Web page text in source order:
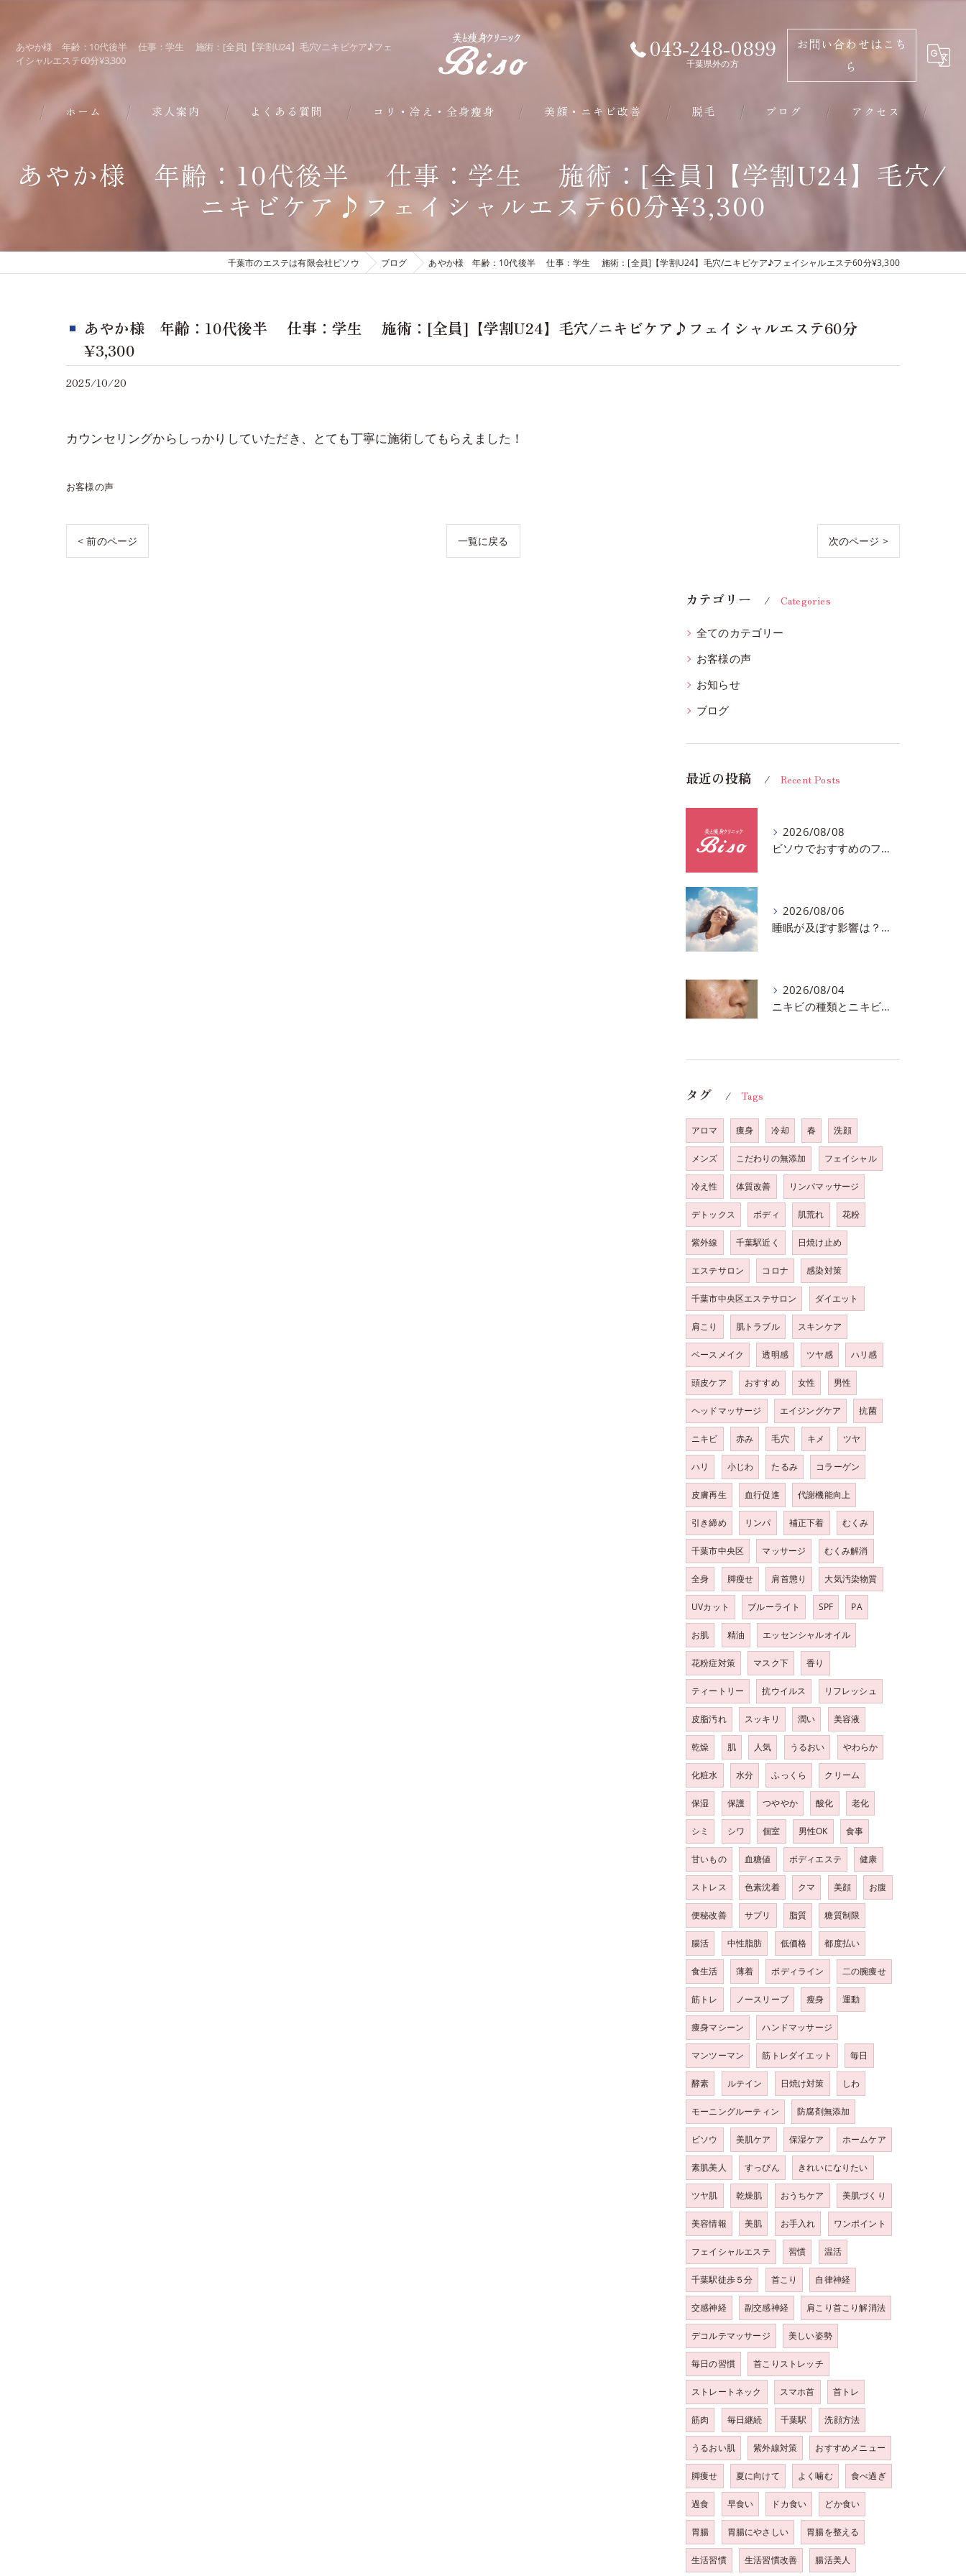
あやか様 年齢：10代後半 仕事：学生 施術：[全員]【学割U24】毛穴/ニキビケア♪フェ
イシャルエステ60分¥3,300
043-248-0899
千葉県外の方
お問い合わせはこち
ら
ホーム 求人案内 よくある質問 コリ・冷え・全身瘦身
部分・下半身瘦身
皮下脂肪・内臓脂肪瘦身
クールシェイプ部分瘦身
美顔・ニキビ改善 脱毛 ブログ アクセス
千葉市のエステ･有限会社ビソウの口コミ情報
千葉市のエステ･有限会社ビソウの評判
あやか様 年齢：10代後半 仕事：学生 施術：[全員]【学割U24】毛穴/
ニキビケア♪フェイシャルエステ60分¥3,300
千葉市のエステは有限会社ビソウ ブログ あやか様 年齢：10代後半 仕事：学生 施術：[全員]【学割U24】毛穴/ニキビケア♪フェイシャルエステ60分¥3,300
あやか様 年齢：10代後半 仕事：学生 施術：[全員]【学割U24】毛穴/ニキビケア♪フェイシャルエステ60分
¥3,300
2025/10/20
カウンセリングからしっかりしていただき、とても丁寧に施術してもらえました！
お客様の声
< 前のページ 一覧に戻る 次のページ >
カテゴリー Categories
全てのカテゴリー
お客様の声
お知らせ
ブログ
最近の投稿 Recent Posts
2026/08/08
ビソウでおすすめのフェースビューティーの洗顔♪千葉市中央区フルハンドで体質、姿勢改善！！
2026/08/06
睡眠が及ぼす影響は？千葉市おすすめメニュー全身リンパマッサージで全身スッキリ♪
2026/08/04
ニキビの種類とニキビを作らないスキンケア方法♪千葉市中央区フェイシャルエステサロン
タグ Tags
アロマ 痩身 冷却 春 洗顔
メンズ こだわりの無添加 フェイシャル
冷え性 体質改善 リンパマッサージ
デトックス ボディ 肌荒れ 花粉
紫外線 千葉駅近く 日焼け止め
エステサロン コロナ 感染対策
千葉市中央区エステサロン ダイエット
肩こり 肌トラブル スキンケア
ベースメイク 透明感 ツヤ感 ハリ感
頭皮ケア おすすめ 女性 男性
ヘッドマッサージ エイジングケア 抗菌
ニキビ 赤み 毛穴 キメ ツヤ
ハリ 小じわ たるみ コラーゲン
皮膚再生 血行促進 代謝機能向上
引き締め リンパ 補正下着 むくみ
千葉市中央区 マッサージ むくみ解消
全身 脚瘦せ 肩首懲り 大気汚染物質
UVカット ブルーライト SPF PA
お肌 精油 エッセンシャルオイル
花粉症対策 マスク下 香り
ティートリー 抗ウイルス リフレッシュ
皮脂汚れ スッキリ 潤い 美容液
乾燥 肌 人気 うるおい やわらか
化粧水 水分 ふっくら クリーム
保湿 保護 つややか 酸化 老化
シミ シワ 個室 男性OK 食事
甘いもの 血糖値 ボディエステ 健康
ストレス 色素沈着 クマ 美顔 お腹
便秘改善 サプリ 脂質 糖質制限
腸活 中性脂肪 低価格 都度払い
食生活 薄着 ボディライン 二の腕痩せ
筋トレ ノースリーブ 瘦身 運動
痩身マシーン ハンドマッサージ
マンツーマン 筋トレダイエット 毎日
酵素 ルテイン 日焼け対策 しわ
モーニングルーティン 防腐剤無添加
ビソウ 美肌ケア 保湿ケア ホームケア
素肌美人 すっぴん きれいになりたい
ツヤ肌 乾燥肌 おうちケア 美肌づくり
美容情報 美肌 お手入れ ワンポイント
フェイシャルエステ 習慣 温活
千葉駅徒歩５分 首こり 自律神経
交感神経 副交感神経 肩こり首こり解消法
デコルテマッサージ 美しい姿勢
毎日の習慣 首こりストレッチ
ストレートネック スマホ首 首トレ
筋肉 毎日継続 千葉駅 洗顔方法
うるおい肌 紫外線対策 おすすめメニュー
脚痩せ 夏に向けて よく噛む 食べ過ぎ
過食 早食い ドカ食い どか食い
胃腸 胃腸にやさしい 胃腸を整える
生活習慣 生活習慣改善 腸活美人